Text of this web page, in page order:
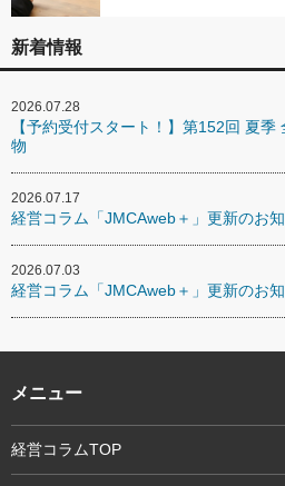
新着情報
2026.07.28
【予約受付スタート！】第152回 夏
物
2026.07.17
経営コラム「JMCAweb＋」更新のお
2026.07.03
経営コラム「JMCAweb＋」更新のお
メニュー
経営コラムTOP